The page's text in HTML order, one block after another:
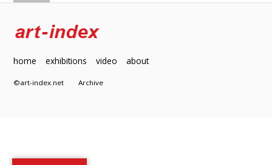
home exhibitions video about
©art-index.netArchive